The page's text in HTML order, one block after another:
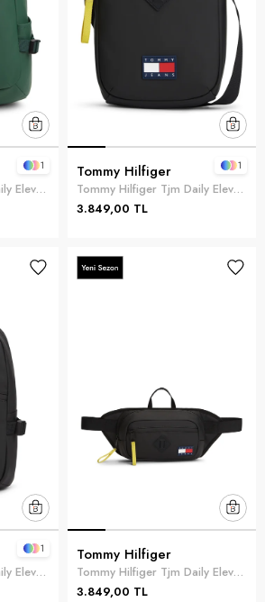
Tommy Hilfiger Tjm Daily Elevated B Erkek Sırt Çantası Yeşil
1 Tommy Hilfiger
Tommy Hilfiger Tjm Daily Elevated R Erkek Reporter Çanta Siyah
3.849,00 TL
1
Tommy Hilfiger Tjm Daily Elevated S Erkek Reporter Çanta Siyah
1 Tommy Hilfiger
Tommy Hilfiger Tjm Daily Elevated B Erkek Bel Çantası Siyah
3.849,00 TL